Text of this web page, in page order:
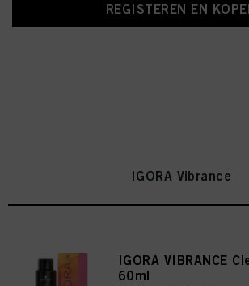
REGISTEREN EN
IGORA Vibrance
IGORA VIBRANCE
60ml